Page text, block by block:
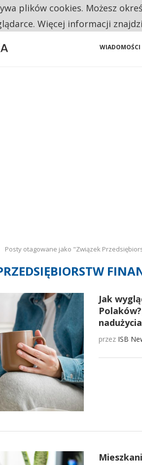
UDERZAJĄ W EUROPEJSKI PRZEMYSŁ. NA
Z EMERYTURY SENIORZY
WIADOMOŚCI
Posty otagowane jako "Związek
Jak
nadużycia
przez ISB
plików cookies. Możesz
Więcej informacji